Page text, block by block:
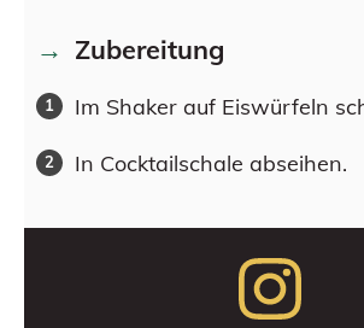
Zubereitung
Im Shaker auf Eiswürfeln
In Cocktailschale abseihen.